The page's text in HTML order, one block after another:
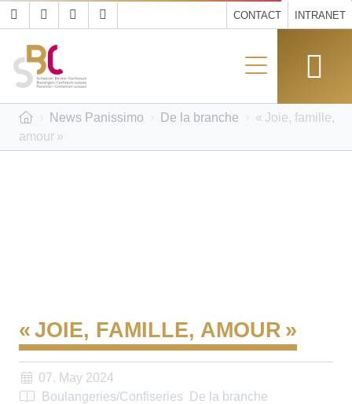
CONTACT INTRANET
News Panissimo De la branche
« Joie, famille,
amour »
« JOIE, FAMILLE, AMOUR »
07. May 2024
Boulangeries/Confiseries
De la branche